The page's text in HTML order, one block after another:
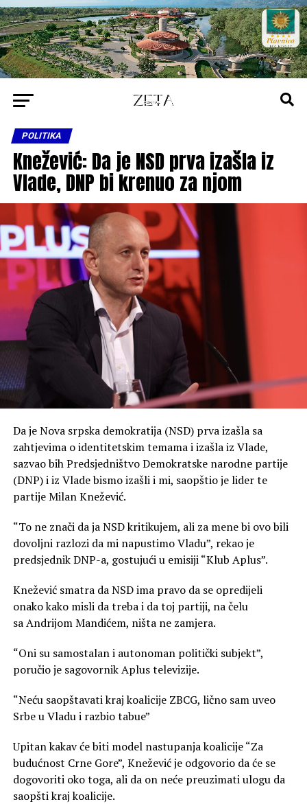
POLITIKA
Knežević: Da je NSD prva izašla iz
Vlade, DNP bi krenuo za njom
Da je Nova srpska demokratija (NSD) prva izašla sa
zahtjevima o identitetskim temama i izašla iz Vlade,
sazvao bih Predsjedništvo Demokratske narodne partije
(DNP) i iz Vlade bismo izašli i mi, saopštio je lider te
partije Milan Knežević.
“To ne znači da ja NSD kritikujem, ali za mene bi ovo bili
dovoljni razlozi da mi napustimo Vladu”, rekao je
predsjednik DNP-a, gostujući u emisiji “Klub Aplus”.
Knežević smatra da NSD ima pravo da se opredijeli
onako kako misli da treba i da toj partiji, na čelu
sa Andrijom Mandićem, ništa ne zamjera.
“Oni su samostalan i autonoman politički subjekt”,
poručio je sagovornik Aplus televizije.
“Neću saopštavati kraj koalicije ZBCG, lično sam uveo
Srbe u Vladu i razbio tabue”
Upitan kakav će biti model nastupanja koalicije “Za
budućnost Crne Gore”, Knežević je odgovorio da će se
dogovoriti oko toga, ali da on neće preuzimati ulogu da
saopšti kraj koalicije.